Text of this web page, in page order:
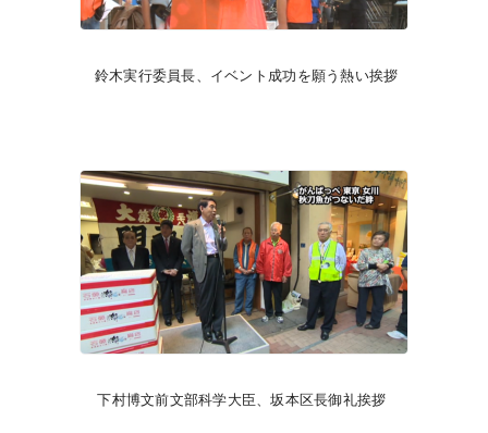
鈴木実行委員長、イベント成功を願う熱い挨拶
下村博文前文部科学大臣、坂本区長御礼挨拶